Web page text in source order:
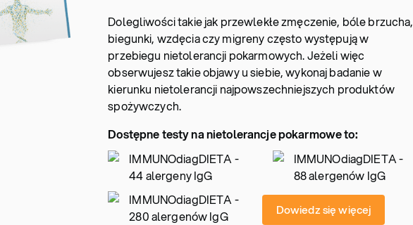
Dolegliwości takie jak przewlekłe zmęczenie, bóle brzucha,
biegunki, wzdęcia czy migreny często występują w
przebiegu nietolerancji pokarmowych. Jeżeli więc
obserwujesz takie objawy u siebie, wykonaj badanie w
kierunku nietolerancji najpowszechniejszych produktów
spożywczych.
Dostępne testy na nietolerancje pokarmowe to:
IMMUNOdiagDIETA -
44 alergeny IgG
IMMUNOdiagDIETA -
88 alergenów IgG
IMMUNOdiagDIETA -
280 alergenów IgG
Dowiedz się więcej